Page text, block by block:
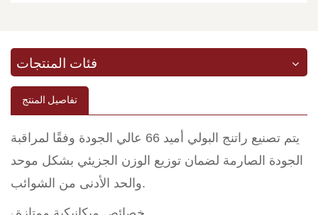
فئات المنتجات
تفاصيل المنتج
يتم تصنيع راتنج البولي أميد 66 عالي الجودة وفقًا لمراقبة
الجودة الصارمة لضمان توزيع الوزن الجزيئي بشكل موحد
والحد الأدنى من الشوائب.